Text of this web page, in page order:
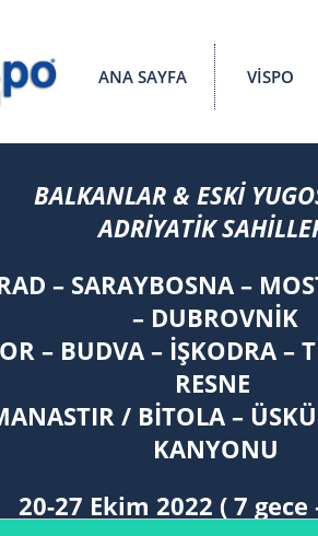
ANA SAYFA VİSPO
BALKANLAR & ESKİ
ADRİYATİK
– SARAYBOSNA –
– DUBROVNİK
– BUDVA – İŞKODRA –
RESNE
/ BİTOLA –
KANYONU
20-27 Ekim 2022 ( 7 gece